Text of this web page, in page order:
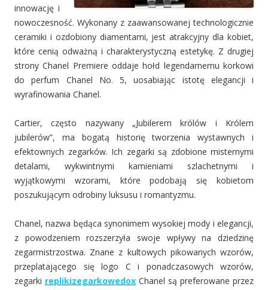
innowację i
nowoczesność. Wykonany z zaawansowanej technologicznie
ceramiki i ozdobiony diamentami, jest atrakcyjny dla kobiet,
które cenią odważną i charakterystyczną estetykę. Z drugiej
strony Chanel Premiere oddaje hołd legendarnemu korkowi
do perfum Chanel No. 5, uosabiając istotę elegancji i
wyrafinowania Chanel.
Cartier, często nazywany „Jubilerem królów i Królem
jubilerów”, ma bogatą historię tworzenia wystawnych i
efektownych zegarków. Ich zegarki są zdobione misternymi
detalami, wykwintnymi kamieniami szlachetnymi i
wyjątkowymi wzorami, które podobają się kobietom
poszukującym odrobiny luksusu i romantyzmu.
Chanel, nazwa będąca synonimem wysokiej mody i elegancji,
z powodzeniem rozszerzyła swoje wpływy na dziedzinę
zegarmistrzostwa. Znane z kultowych pikowanych wzorów,
przeplatającego się logo C i ponadczasowych wzorów,
zegarki replikizegarkowedox Chanel są preferowane przez